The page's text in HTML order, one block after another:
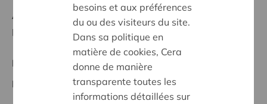
Ambition:
Des quartiers chaleureux et bienveillants
pour tous
Projet régional
Date de début:22/05/2024
besoins et aux préférences
du ou des visiteurs du site.
Dans sa politique en
matière de cookies, Cera
donne de manière
transparente toutes les
informations détaillées sur